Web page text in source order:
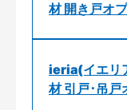
材 開き戸オ
ieria(イエリ
材 引戸･吊戸